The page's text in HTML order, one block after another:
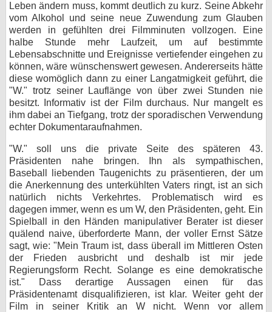
Leben ändern muss, kommt deutlich zu kurz. Seine Abkehr
vom Alkohol und seine neue Zuwendung zum Glauben
werden in gefühlten drei Filmminuten vollzogen. Eine
halbe Stunde mehr Laufzeit, um auf bestimmte
Lebensabschnitte und Ereignisse vertiefender eingehen zu
können, wäre wünschenswert gewesen. Andererseits hätte
diese womöglich dann zu einer Langatmigkeit geführt, die
"W." trotz seiner Lauflänge von über zwei Stunden nie
besitzt. Informativ ist der Film durchaus. Nur mangelt es
ihm dabei an Tiefgang, trotz der sporadischen Verwendung
echter Dokumentaraufnahmen.
"W." soll uns die private Seite des späteren 43.
Präsidenten nahe bringen. Ihn als sympathischen,
Baseball liebenden Taugenichts zu präsentieren, der um
die Anerkennung des unterkühlten Vaters ringt, ist an sich
natürlich nichts Verkehrtes. Problematisch wird es
dagegen immer, wenn es um W, den Präsidenten, geht. Ein
Spielball in den Händen manipulativer Berater ist dieser
quälend naive, überforderte Mann, der voller Ernst Sätze
sagt, wie: "Mein Traum ist, dass überall im Mittleren Osten
der Frieden ausbricht und deshalb ist mir jede
Regierungsform Recht. Solange es eine demokratische
ist." Dass derartige Aussagen einen für das
Präsidentenamt disqualifizieren, ist klar. Weiter geht der
Film in seiner Kritik an W nicht. Wenn vor allem